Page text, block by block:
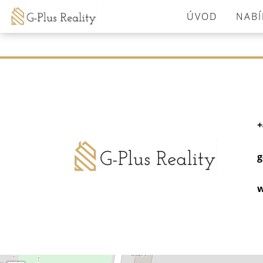
ÚVOD
Tato nemovitost neexistuje, již nejspíš byla smazána.
Zpět na hlavní stranu.